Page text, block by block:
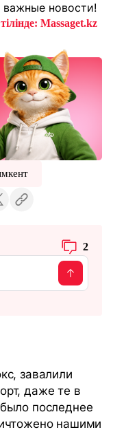
новости!
Massaget.kz
2
завалили
даже те в
последнее
нашими